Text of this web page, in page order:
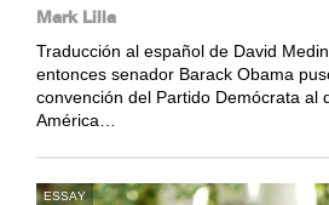
Mark Lilla
Traducción al español de David
entonces senador Barack Obama
convención del Partido Demócrata al
América…
ESSAY